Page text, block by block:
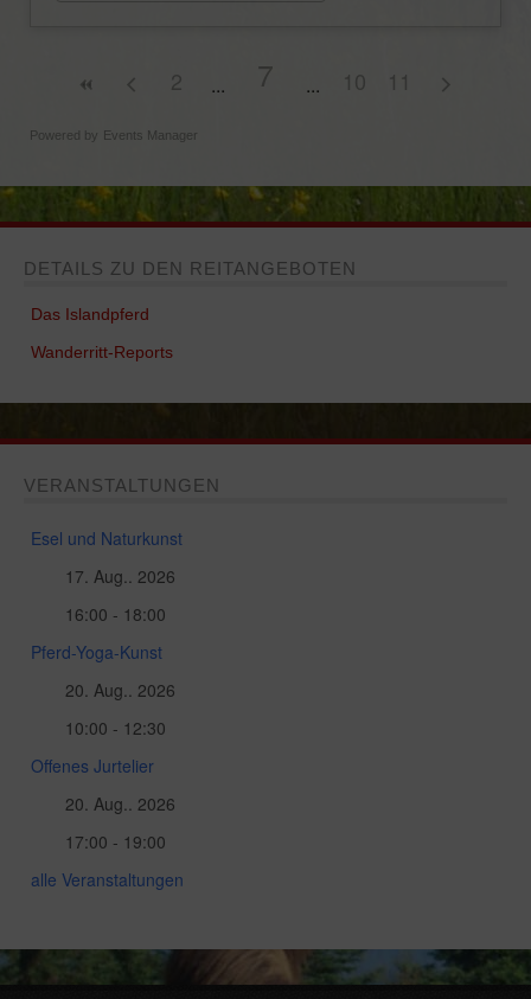
2 7 10 11
Powered by Events Manager
DETAILS ZU DEN REITANGEBOTEN
Das Islandpferd
Wanderritt-Reports
VERANSTALTUNGEN
Esel und Naturkunst
17. Aug.. 2026
16:00 - 18:00
Pferd-Yoga-Kunst
20. Aug.. 2026
10:00 - 12:30
Offenes Jurtelier
20. Aug.. 2026
17:00 - 19:00
alle Veranstaltungen